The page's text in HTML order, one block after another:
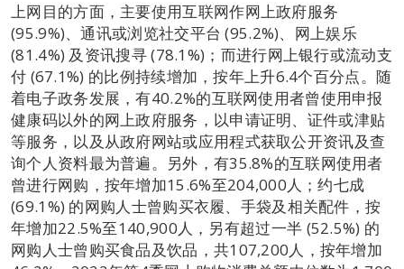
上网目的方面，主要使用互联网作网上政府服务
(95.9%)、通讯或浏览社交平台 (95.2%)、网上娱乐
(81.4%) 及资讯搜寻 (78.1%)；而进行网上银行或流动支
付 (67.1%) 的比例持续增加，按年上升6.4个百分点。随
着电子政务发展，有40.2%的互联网使用者曾使用申报
健康码以外的网上政府服务，以申请证明、证件或津贴
等服务，以及从政府网站或应用程式获取公开资讯及查
询个人资料最为普遍。另外，有35.8%的互联网使用者
曾进行网购，按年增加15.6%至204,000人；约七成
(69.1%) 的网购人士曾购买衣履、手袋及相关配件，按
年增加22.5%至140,900人，另有超过一半 (52.5%) 的
网购人士曾购买食品及饮品，共107,200人，按年增加